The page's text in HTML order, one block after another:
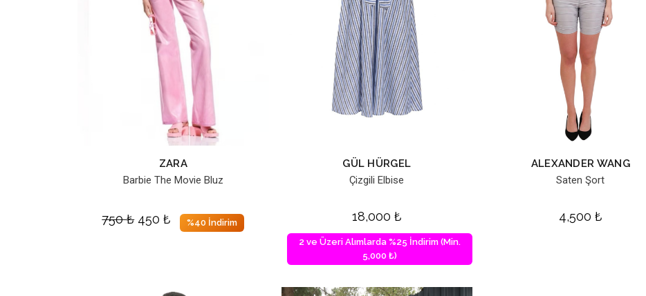
ZARA
Barbie The Movie Bluz
750₺ 450₺ %40 İndirim
GÜL HÜRGEL
Çizgili Elbise
18,000 ₺
2 ve Üzeri Alımlarda %25 İndirim (Min.
5,000 ₺)
ALEXANDER WANG
Saten Şort
4,500 ₺